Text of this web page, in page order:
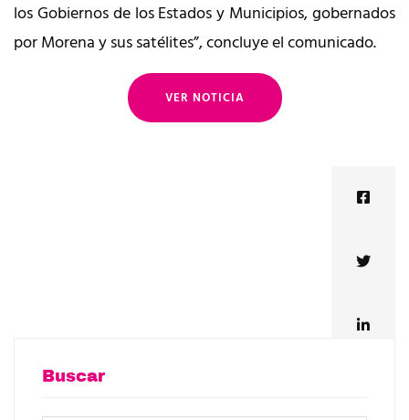
los Gobiernos de los Estados y Municipios, gobernados
por Morena y sus satélites”, concluye el comunicado.
VER NOTICIA
Buscar